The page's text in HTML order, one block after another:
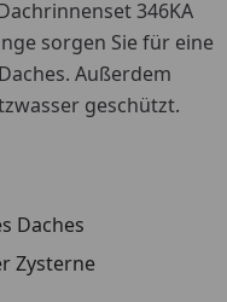
346KA
sorgen Sie für eine
Außerdem
geschützt.
Daches
Zysterne